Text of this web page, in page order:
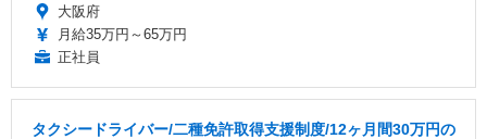
大阪府
月給35万円～65万円
正社員
タクシードライバー/二種免許取得支援制度/12ヶ月間30万円の